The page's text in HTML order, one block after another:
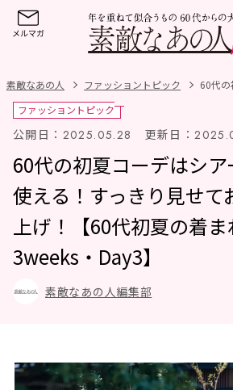
素敵なあの人 ファッショントピック
ファッショントピック
公開日： 2025.05.28 更新日：
60代の初夏コーデはシ
使える！すっきり見せて
上げ！【60代初夏の着
3weeks・Day3】
素敵なあの人編集部